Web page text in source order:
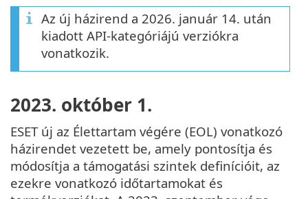
Az új házirend a 2026. január 14. után
kiadott API-kategóriájú verziókra
vonatkozik.
2023. október 1.
ESET új az Élettartam végére (EOL) vonatkozó
házirendet vezetett be, amely pontosítja és
módosítja a támogatási szintek definícióit, az
ezekre vonatkozó időtartamokat és